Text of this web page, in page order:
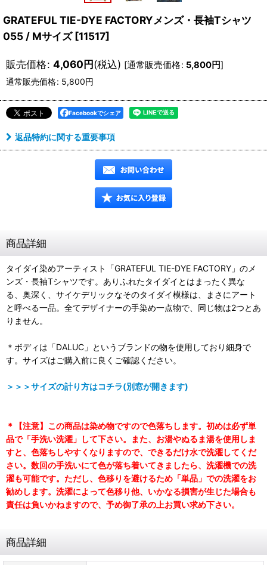
GRATEFUL TIE-DYE FACTORYメンズ・長袖Tシャツ
055 / Mサイズ [11517]
販売価格: 4,060円(税込) [通常販売価格: 5,800円]
通常販売価格: 5,800円
Facebookでシェア
返品特約に関する重要事項
商品詳細
タイダイ染めアーティスト「GRATEFUL TIE-DYE FACTORY」のメ
ンズ・長袖Tシャツです。ありふれたタイダイとはまったく異な
る、奥深く、サイケデリックなそのタイダイ模様は、まさにアート
と呼べる一品。全てデザイナーの手染め一点物で、同じ物は2つとあ
りません。
＊ボディは「DALUC」というブランドの物を使用しており細身で
す。サイズはご購入前に良くご確認ください。
＞＞＞サイズの計り方はコチラ(別窓が開きます)
＊【注意】この商品は染め物ですので色落ちします。初めは必ず単
品で「手洗い洗濯」して下さい。また、お湯やぬるま湯を使用しま
すと、色落ちしやすくなりますので、できるだけ水で洗濯してくだ
さい。数回の手洗いにて色が落ち着いてきましたら、洗濯機での洗
濯も可能です。ただし、色移りを避けるため「単品」での洗濯をお
勧めします。洗濯によって色移り他、いかなる損害が生じた場合も
責任は負いかねますので、予め御了承の上お買い求め下さい。
商品詳細